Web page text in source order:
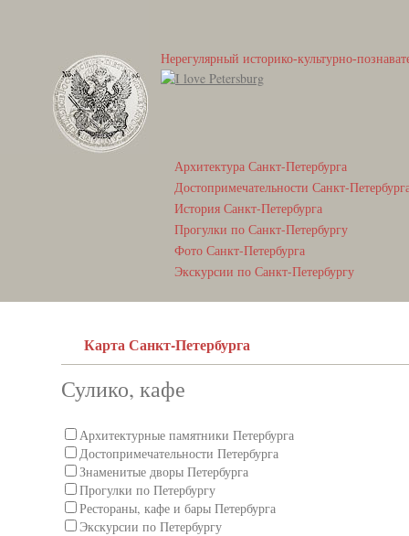
Нерегулярный историко-культурно-
Архитектура Санкт-Петербурга
Достопримечательности Санкт-
История Санкт-Петербурга
Прогулки по Санкт-Петербургу
Фото Санкт-Петербурга
Экскурсии по Санкт-Петербургу
Карта Санкт-Петербурга
Сулико, кафе
Архитектурные памятники Петербурга
Достопримечательности Петербурга
Знаменитые дворы Петербурга
Прогулки по Петербургу
Рестораны, кафе и бары Петербурга
Экскурсии по Петербургу